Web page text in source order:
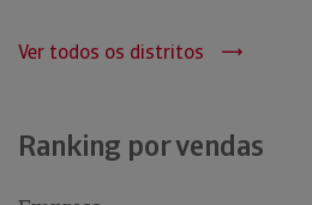
Ver todos os distritos
Ranking por vendas